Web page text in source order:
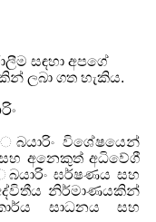
සඳහා අපගේ
ලබා ගත හැකිය.
විශේෂයෙන්
අනෙකුත් අධිවේගී
ඝර්ෂණය සහ
නිර්මාණයකින්
සාධනය සහ